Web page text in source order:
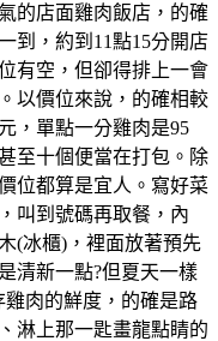
的店面雞肉飯店，的確
到，約到11點15分開店
有空，但卻得排上一會
以價位來說，的確相較
，單點一分雞肉是95
至十個便當在打包。除
位都算是宜人。寫好菜
叫到號碼再取餐，內
(冰櫃)，裡面放著預先
清新一點?但夏天一樣
肉的鮮度，的確是路
淋上那一匙畫龍點睛的